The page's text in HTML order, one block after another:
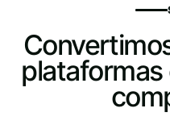
plataformas